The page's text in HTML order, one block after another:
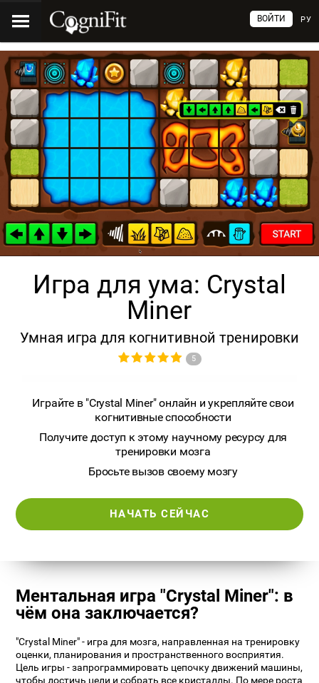
РУ
ВОЙТИ
Игра для ума: Crystal
Miner
Умная игра для когнитивной тренировки
5
Играйте в "Crystal Miner" онлайн и укрепляйте свои
когнитивные способности
Получите доступ к этому научному ресурсу для
тренировки мозга
Бросьте вызов своему мозгу
НАЧАТЬ СЕЙЧАС
Ментальная игра "Crystal Miner": в
чём она заключается?
"Crystal Miner" - игра для мозга, направленная на тренировку
оценки, планирования и пространственного восприятия.
Цель игры - запрограммировать цепочку движений машины,